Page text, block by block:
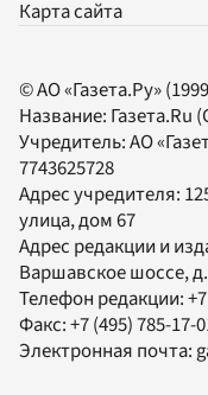
Карта сайта
© АО «Газета.Ру»
Название: Газета.Ru
Учредитель:АО
7743625728
Адрес учредителя:
улица, дом 67
Адрес редакции и
Варшавское шоссе,
Телефон редакции:
Факс:+7 (495) 785-17-
Электронная почта: